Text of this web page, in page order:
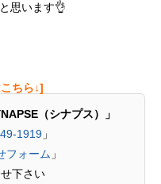
思います👌
ちら↓]
（シナプス）」
1919 」
フォーム 」
下さい